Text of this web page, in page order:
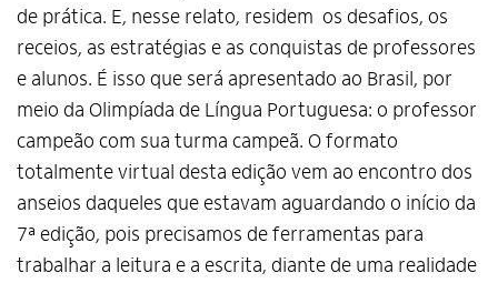
de prática. E, nesse relato, residem os desafios, os
receios, as estratégias e as conquistas de professores
e alunos. É isso que será apresentado ao Brasil, por
meio da Olimpíada de Língua Portuguesa: o professor
campeão com sua turma campeã. O formato
totalmente virtual desta edição vem ao encontro dos
anseios daqueles que estavam aguardando o início da
7ª edição, pois precisamos de ferramentas para
trabalhar a leitura e a escrita, diante de uma realidade